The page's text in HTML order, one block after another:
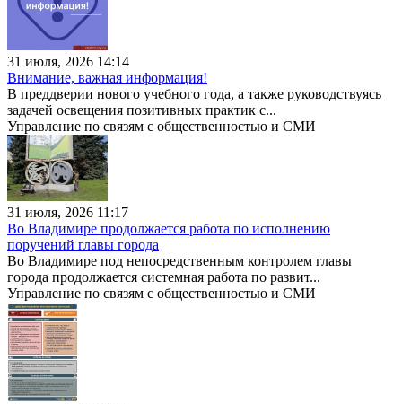
31 июля, 2026 14:14
Внимание, важная информация!
В преддверии нового учебного года, а также руководствуясь
задачей освещения позитивных практик с...
Управление по связям с общественностью и СМИ
31 июля, 2026 11:17
Во Владимире продолжается работа по исполнению
поручений главы города
Во Владимире под непосредственным контролем главы
города продолжается системная работа по развит...
Управление по связям с общественностью и СМИ